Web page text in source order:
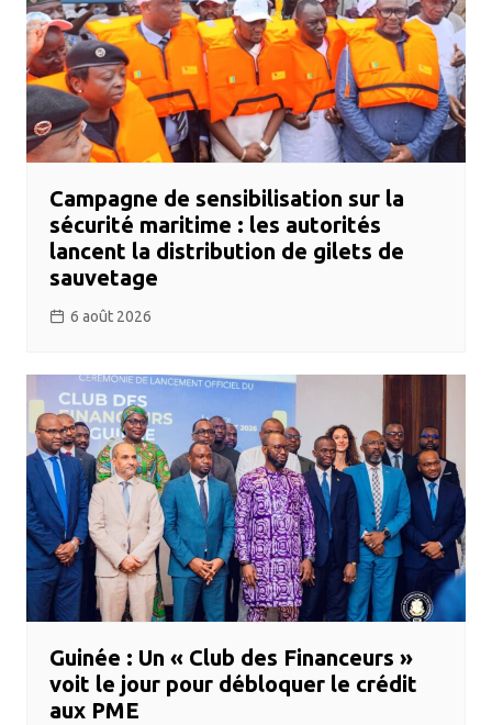
Campagne de sensibilisation sur la
sécurité maritime : les autorités
lancent la distribution de gilets de
sauvetage
6 août 2026
Guinée : Un « Club des Financeurs »
voit le jour pour débloquer le crédit
aux PME